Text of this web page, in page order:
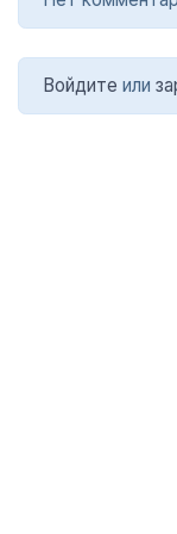
Войдите или